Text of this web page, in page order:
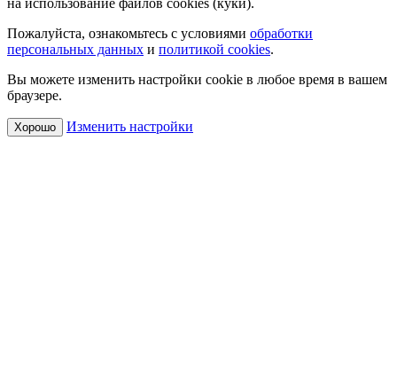
Пожалуйста, ознакомьтесь с условиями обработки
персональных данных и политикой cookies.
Вы можете изменить настройки cookie в любое время в вашем
браузере.
Хорошо Изменить настройки